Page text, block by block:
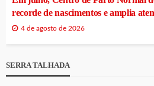
recorde de nascimentos e amplia
4 de agosto de 2026
SERRA TALHADA